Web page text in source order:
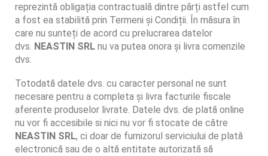
reprezintă obligația contractuală dintre părți astfel cum
a fost ea stabilită prin Termeni și Condiții. În măsura în
care nu sunteți de acord cu prelucrarea datelor
dvs. NEASTIN SRL nu va putea onora și livra comenzile
dvs.
Totodată datele dvs. cu caracter personal ne sunt
necesare pentru a completa și livra facturile fiscale
aferente produselor livrate. Datele dvs. de plată online
nu vor fi accesibile si nici nu vor fi stocate de către
NEASTIN SRL, ci doar de furnizorul serviciului de plată
electronică sau de o altă entitate autorizată să